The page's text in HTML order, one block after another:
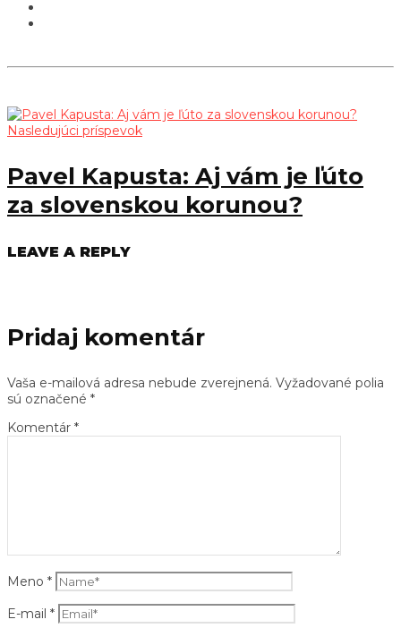
Nasledujúci príspevok
Pavel Kapusta: Aj vám je ľúto
za slovenskou korunou?
LEAVE A REPLY
Pridaj komentár
Vaša e-mailová adresa nebude zverejnená. Vyžadované polia
sú označené *
Komentár *
Meno *
E-mail *